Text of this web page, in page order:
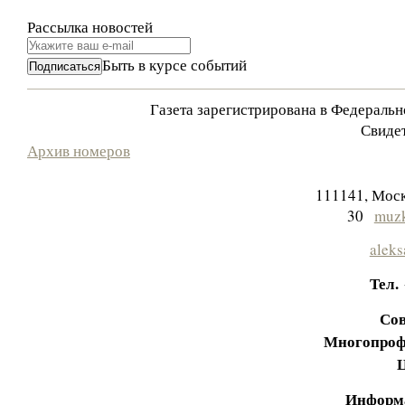
Рассылка новостей
Быть в курсе событий
Газета зарегистрирована в
Архив номеров
111141,
30
Тел.